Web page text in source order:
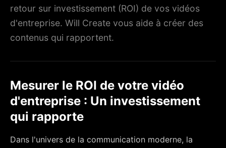
retour sur investissement (ROI) de vos vidéos
d'entreprise. Will Create vous aide à créer des
contenus qui rapportent.
Mesurer le ROI de votre vidéo
d'entreprise : Un investissement
qui rapporte
Dans l'univers de la communication moderne, la